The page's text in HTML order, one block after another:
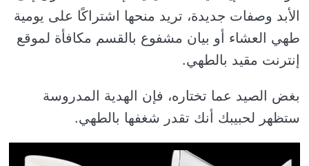
الأبد وصفات جديدة، تريد منحها اشتراكًا على يومية
طهي العشاء أو بيان مشفوع بالقسم مكافأة لموقع
إنترنت مقيد بالطهي.
بغض الصيد عما تختاره، فإن الهدية المدروسة
ستظهر لحبيبك أنك تقدر شغفها بالطهي.